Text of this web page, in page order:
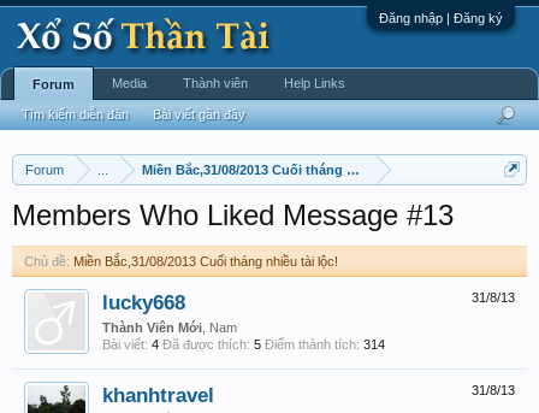
Đăng nhập | Đăng ký
Forum Miền Bắc,31/08/2013 Cuối tháng nhiều tài lộc!
Members Who Liked Message #13
Chủ đề: Miền Bắc,31/08/2013 Cuối tháng nhiều tài lộc!
31/8/13
lucky668
Thành Viên Mới , Nam
Bài viết: 4 Đã được thích: 5 Điểm thành tích: 314
31/8/13
khanhtravel
Forum
Tìm kiếm diễn đàn Bài viết gần đây
Media Thành viên Help Links